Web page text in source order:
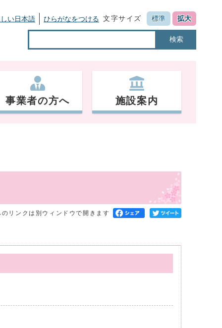
い日本語 ひらがなをつける 文字サイズ 標準 拡大
検索
事業者の方へ 施設案内
リンクは別ウィンドウで開きます